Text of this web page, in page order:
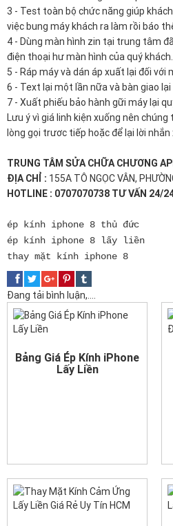
3 - Test toàn bộ chức năng giúp
việc bung máy khách ra làm rồi báo
4 - Dùng màn hình zin tại trung tâm
điện thoại hư màn hình của quý khách.
5 - Ráp máy và dán áp xuất lại đối với
6 - Text lại một lần nữa và bàn giao
7 - Xuất phiếu bảo hành gữi máy lại
Lưu ý vì giá linh kiện xuống nên
lòng gọi trươc tiếp hoặc để lại lời nhắn
TRUNG TÂM SỬA CHỮA CHƯƠNG
ĐỊA CHỈ : 155A TÔ NGỌC VÂN,
HOTLINE : 0707070738 TƯ VẤN 24/
ép kính iphone 8 thủ đức
ép kính iphone 8 lấy liền
thay mặt kính iphone 8
Đang tải bình luận,....
Bảng Giá Ép Kính iPhone
Lấy Liền